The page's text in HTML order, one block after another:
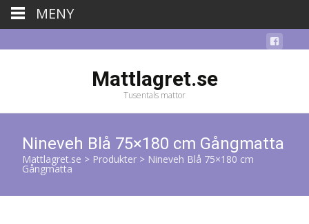
Mattlagret.se
Tusentals mattor
Nineveh Blå 75×180 cm Gångmatta
Mattlagret.se > Produkter > Nineveh Blå 75×180 cm
Gångmatta
MENY